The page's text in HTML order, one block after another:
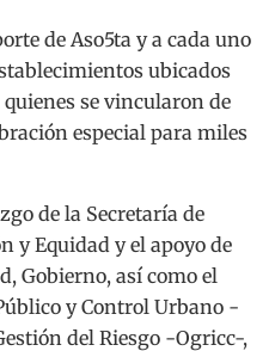
de Aso5ta y a cada uno
ubicados
se vincularon de
especial para miles
de la Secretaría de
y Equidad y el apoyo de
Gobierno, así como el
y Control Urbano -
del Riesgo -Ogricc-,